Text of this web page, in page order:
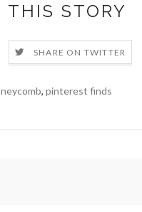
THIS STORY
SHARE ON TWITTER
, pinterest finds